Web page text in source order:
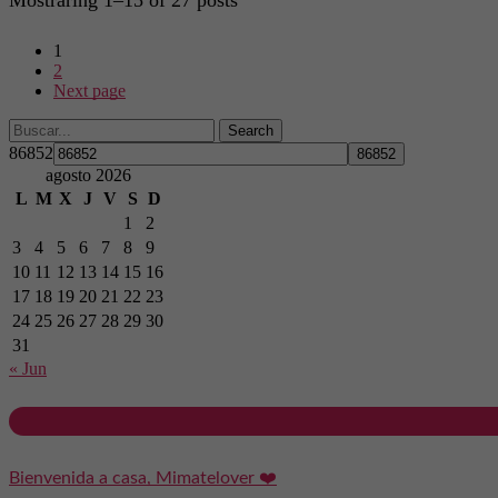
1
2
Next page
Search
86852
agosto 2026
L M X J V S D
1
2
3
4 5 6 7 8
9
10 11 12 13 14 15 16
17 18 19 20 21 22 23
24 25 26 27 28 29 30
31
« Jun
Bienvenida a casa, Mimatelover ❤️